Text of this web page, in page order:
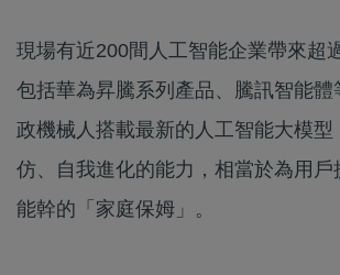
現場有近200間人工智能企業帶來超
包括華為昇騰系列產品、騰訊智能體
政機械人搭載最新的人工智能大模型
仿、自我進化的能力，相當於為用戶
能幹的「家庭保姆」。